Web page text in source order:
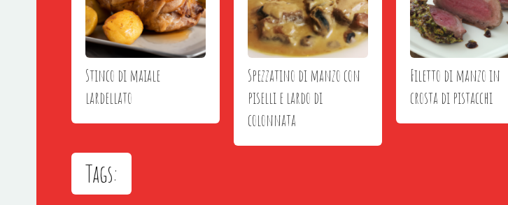
Stinco di maiale
lardellato
Spezzatino di manzo con
piselli e lardo di
colonnata
Filetto di manzo in
crosta di pistacchi
Tags: